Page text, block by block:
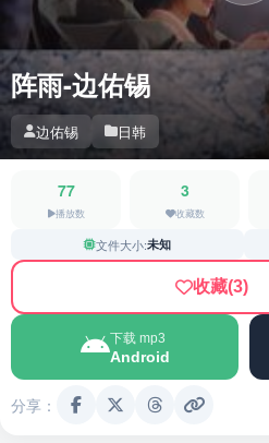
阵雨-边佑锡
边佑锡 日韩
77
播放数
3
收藏数
文件大小:未知
收藏(3)
下载 mp3
Android
分享：